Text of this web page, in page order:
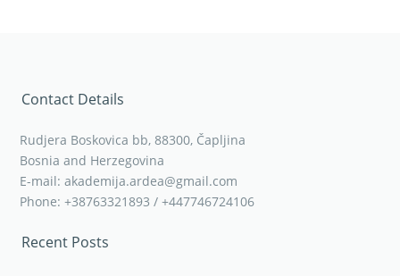
Contact Details
Rudjera Boskovica bb, 88300, Čapljina
Bosnia and Herzegovina
E-mail: akademija.ardea@gmail.com
Phone: +38763321893 / +447746724106
Recent Posts